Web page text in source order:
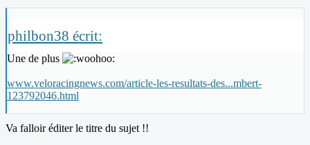
philbon38 écrit:
Une de plus
www.veloracingnews.com/article-les-resultats-des...mbert-
123792046.html
Va falloir éditer le titre du sujet !!